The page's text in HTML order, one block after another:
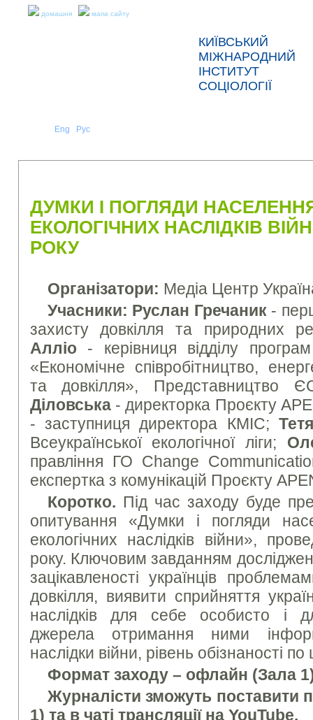
домашня мапа сайту
КИЇВСЬКИЙ
МІЖНАРОДНИЙ
ІНСТИТУТ
СОЦІОЛОГІЇ
Eng Рус
ДУМКИ І ПОГЛЯДИ
ЕКОЛОГІЧНИХ НАСЛІДКІВ
РОКУ
Організатори: Медіа Центр
Учасники: Руслан Гречаник-
захисту довкілля та природних
Алліо- керівниця відділу
«Економічне співробітництво,
та довкілля», Представництво
Діловська- директорка Проєкту
- заступниця директора КМІС;
Всеукраїнської екологічної ліги;
правління ГО Change
експертка з комунікацій Проєкту
Коротко. Під час заходу буде
опитування «Думки і погляди
екологічних наслідків війни»,
року. Ключовим завданням
зацікавленості українців
довкілля, виявити сприйняття
наслідків для себе особисто і
джерела отримання ними
наслідки війни, рівень обізнаності по
Формат заходу – офлайн (Зала
Журналісти зможуть поставити
1) та в чаті трансляції на YouTube.